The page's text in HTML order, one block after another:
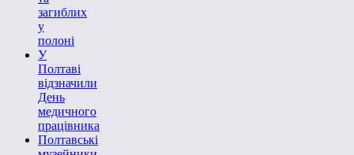
загиблих
у
полоні
У
Полтаві
відзначили
День
медичного
працівника
Полтавські